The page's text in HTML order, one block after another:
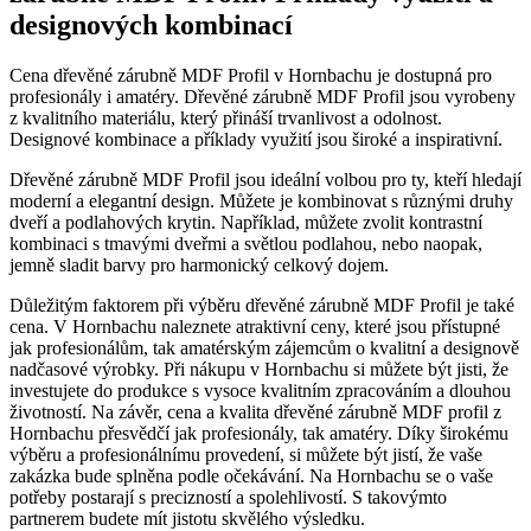
designových kombinací
Cena dřevěné zárubně MDF Profil v Hornbachu je dostupná pro
profesionály i amatéry. Dřevěné zárubně MDF Profil jsou vyrobeny
z kvalitního materiálu, který přináší trvanlivost a odolnost.
Designové kombinace a příklady využití jsou široké a inspirativní.
Dřevěné zárubně MDF Profil jsou ideální volbou pro ty, kteří hledají
moderní a elegantní design. Můžete je kombinovat s různými druhy
dveří a podlahových krytin. Například, můžete zvolit kontrastní
kombinaci s tmavými dveřmi a světlou podlahou, nebo naopak,
jemně sladit barvy pro harmonický celkový dojem.
Důležitým faktorem při výběru dřevěné zárubně MDF Profil je také
cena. V Hornbachu naleznete atraktivní ceny, které jsou přístupné
jak profesionálům, tak amatérským zájemcům o kvalitní a designově
nadčasové výrobky. Při nákupu v Hornbachu si můžete být jisti, že
investujete do produkce s vysoce kvalitním zpracováním a dlouhou
životností. Na závěr, cena a kvalita dřevěné zárubně MDF profil z
Hornbachu přesvědčí jak profesionály, tak amatéry. Díky širokému
výběru a profesionálnímu provedení, si můžete být jistí, že vaše
zakázka bude splněna podle očekávání. Na Hornbachu se o vaše
potřeby postarají s precizností a spolehlivostí. S takovýmto
partnerem budete mít jistotu skvělého výsledku.